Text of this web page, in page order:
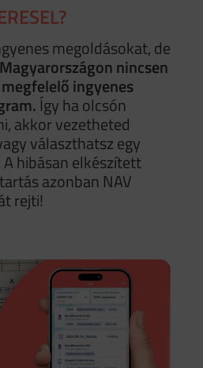
megoldásokat, de
Magyarországon nincsen
ingyenes
Így ha olcsón
akkor vezetheted
választhatsz egy
hibásan elkészített
azonban NAV
rejti!